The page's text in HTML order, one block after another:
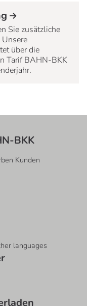
Sie zusätzliche
über die
Tarif BAHN-BKK
BKK
Kunden
languages